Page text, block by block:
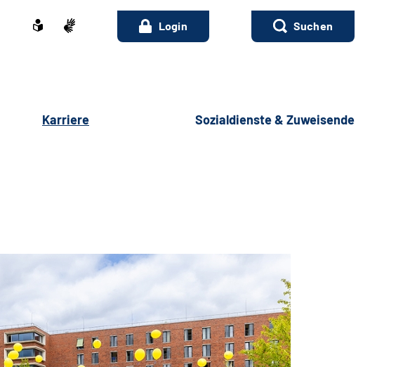
Login Suchen
Karriere Sozialdienste & Zuweisende